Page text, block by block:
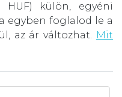
külön, egyéni
egyben foglalod le a
az ár változhat. Mit